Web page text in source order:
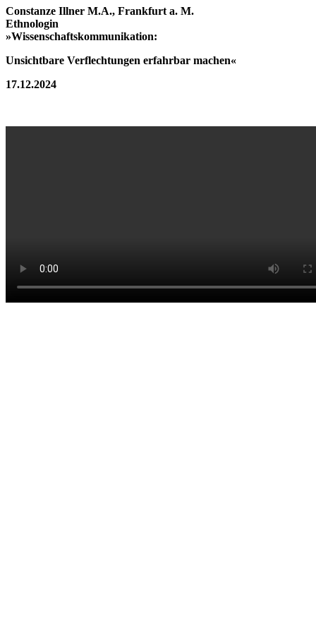
Constanze Illner M.A., Frankfurt a. M.
Ethnologin
»Wissenschaftskommunikation:
Unsichtbare Verflechtungen erfahrbar machen«
17.12.2024